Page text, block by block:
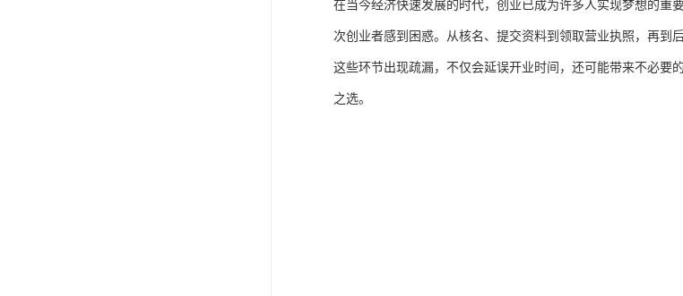
在当今经济快速发展的时代，创业已成为许多人实现梦想的重
次创业者感到困惑。从核名、提交资料到领取营业执照，再到
这些环节出现疏漏，不仅会延误开业时间，还可能带来不必要
之选。